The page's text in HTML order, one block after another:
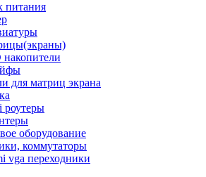
питания
накопители
для матриц экрана
роутеры
оборудование
коммутаторы
vga переходники